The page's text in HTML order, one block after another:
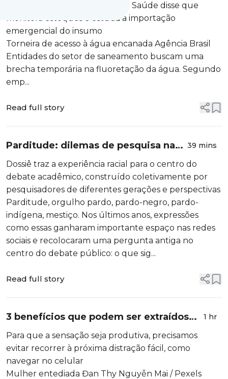
ácido fluossilícico. Ministério da Saúde disse que
monitora estoques e estuda a importação
emergencial do insumo
Torneira de acesso à água encanada Agência Brasil
Entidades do setor de saneamento buscam uma
brecha temporária na fluoretação da água. Segundo
emp...
Read full story
Parditude: dilemas de pesquisa nas
ciências sociais brasileiras
39 mins
Dossiê traz a experiência racial para o centro do
debate acadêmico, construído coletivamente por
pesquisadores de diferentes gerações e perspectivas
Parditude, orgulho pardo, pardo-negro, pardo-
indígena, mestiço. Nos últimos anos, expressões
como essas ganharam importante espaço nas redes
sociais e recolocaram uma pergunta antiga no
centro do debate público: o que sig...
Read full story
3 benefícios que podem ser extraídos
do tédio
1 hr
Para que a sensação seja produtiva, precisamos
evitar recorrer à próxima distração fácil, como
navegar no celular
Mulher entediada Đan Thy Nguyễn Mai / Pexels